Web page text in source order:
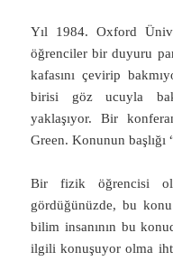
Yıl 1984. Oxford
öğrenciler bir duyuru
kafasını çevirip
birisi göz ucuyla
yaklaşıyor. Bir
Green. Konunun
Bir fizik öğrencisi
gördüğünüzde, bu
bilim insanının bu
ilgili konuşuyor olma